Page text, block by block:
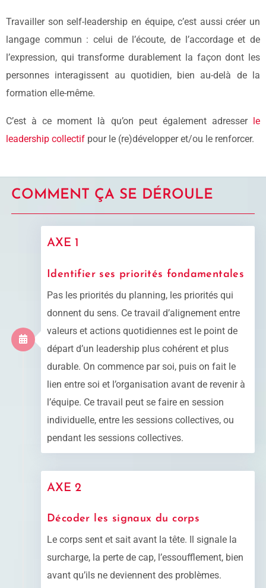
Travailler son self-leadership en équipe, c’est aussi créer un
langage commun : celui de l’écoute, de l’accordage et de
l’expression, qui transforme durablement la façon dont les
personnes interagissent au quotidien, bien au-delà de la
formation elle-même.
C’est à ce moment là qu’on peut également adresser
le
leadership collectif pour le (re)développer et/ou le renforcer.
COMMENT ÇA SE DÉROULE
AXE 1
Identifier ses priorités fondamentales
Pas les priorités du planning, les priorités qui
donnent du sens. Ce travail d’alignement entre
valeurs et actions quotidiennes est le point de
départ d’un leadership plus cohérent et plus
durable. On commence par soi, puis on fait le
lien entre soi et l’organisation avant de revenir à
l’équipe. Ce travail peut se faire en session
individuelle, entre les sessions collectives, ou
pendant les sessions collectives.
AXE 2
Décoder les signaux du corps
Le corps sent et sait avant la tête. Il signale la
surcharge, la perte de cap, l’essoufflement, bien
avant qu’ils ne deviennent des problèmes.